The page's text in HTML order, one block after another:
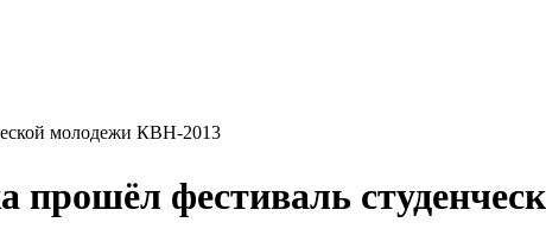
молодежи КВН-2013
фестиваль